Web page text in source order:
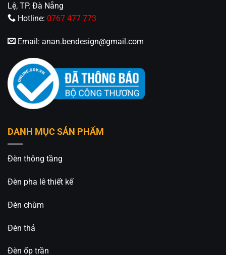
Lệ, TP. Đà Nẵng
Hotline: 0767 477 773
Email: anan.bendesign@gmail.com
DANH MỤC SẢN PHẨM
Đèn thông tầng
Đèn pha lê thiết kế
Đèn chùm
Đèn thả
Đèn ốp trần